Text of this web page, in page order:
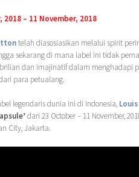
– 11 November, 2018
telah diasosiasikan melalui spirit
sekarang di mana label ini tidak
dan imajinatif dalam menghadapi
para petualang.
legendaris dunia ini di Indonesia,
dari 23 October – 11 November,
City, Jakarta.